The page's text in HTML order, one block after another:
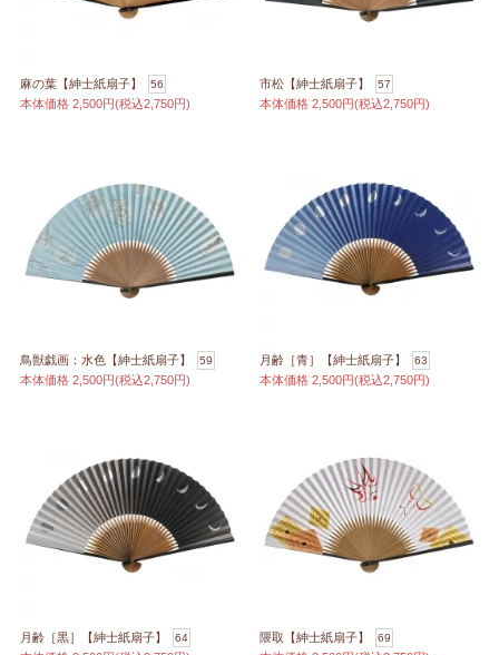
麻の葉【紳士紙扇子】 56
本体価格 2,500円(税込2,750円)
市松【紳士紙扇子】 57
本体価格 2,500円(税込2,750円)
鳥獣戯画：水色【紳士紙扇子】 59
本体価格 2,500円(税込2,750円)
月齢［青］【紳士紙扇子】 63
本体価格 2,500円(税込2,750円)
月齢［黒］【紳士紙扇子】 64 隈取【紳士紙扇子】 69